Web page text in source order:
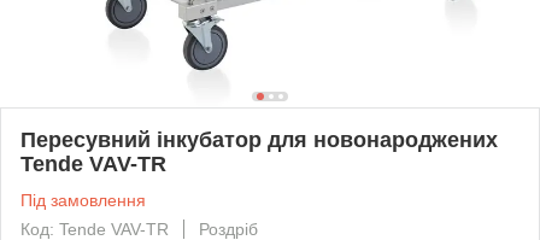
Пересувний інкубатор для новонароджених
Tende VAV-TR
Під замовлення
Код: Tende VAV-TR
Роздріб